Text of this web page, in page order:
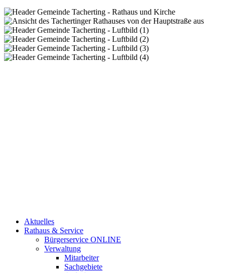
Aktuelles
Rathaus & Service
Bürgerservice ONLINE
Verwaltung
Mitarbeiter
Sachgebiete